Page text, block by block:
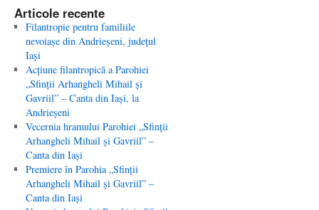
Articole recente
Filantropie pentru familiile
nevoiaşe din Andrieşeni, judeţul
Iaşi
Acţiune filantropică a Parohiei
„Sfinţii Arhangheli Mihail şi
Gavriil” – Canta din Iaşi, la
Andrieşeni
Vecernia hramului Parohiei „Sfinţii
Arhangheli Mihail şi Gavriil” –
Canta din Iaşi
Premiere în Parohia „Sfinţii
Arhangheli Mihail şi Gavriil” –
Canta din Iaşi